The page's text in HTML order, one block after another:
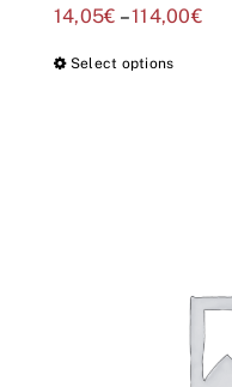
14,05€ –114,00€
Select options